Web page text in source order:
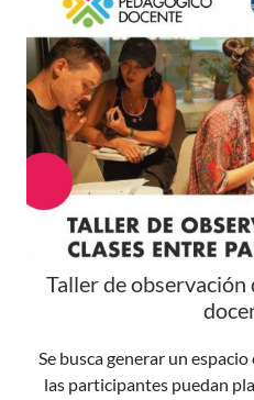
Taller de observación
Se busca generar un
las participantes puedan